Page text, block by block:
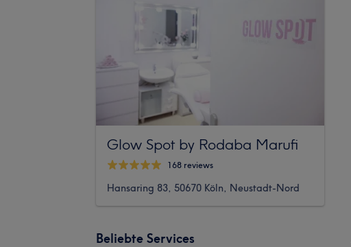
Glow Spot by Rodaba Marufi
168 reviews
Hansaring 83, 50670 Köln, Neustadt-Nord
Beliebte Services